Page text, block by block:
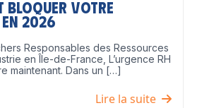
bloquer votre
2026
Responsables des Ressources
en Île-de-France, L’urgence RH
maintenant. Dans un […]
Lire la suite